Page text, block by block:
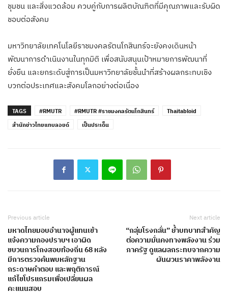
ชุมชน และสิ่งแวดล้อม ควบคู่กับการผลิตบัณฑิตที่มีคุณภาพและรับผิด
ชอบต่อสังคม
มหาวิทยาลัยเทคโนโลยีราชมงคลรัตนโกสินทร์จะยังคงเดินหน้า
พัฒนาการดำเนินงานในทุกมิติ เพื่อสนับสนุนเป้าหมายการพัฒนาที่
ยั่งยืน และยกระดับสู่การเป็นมหาวิทยาลัยชั้นนำที่สร้างผลกระทบเชิง
บวกต่อประเทศและสังคมโลกอย่างต่อเนื่อง
TAGS #RMUTR #RMUTR #ราชมงคลรัตนโกสินทร์
Thaitabloid
สำนักข่าวไทยแทบลอยด์
เป็นประเด็น
Previous article
มหาดไทยมอบอำนาจผู้แทนเข้า
แจ้งความกองปราบฯ เอาผิด
ขบวนการโกงสอบท้องถิ่น 68 หลัง
มีการตรวจค้นพบหลักฐาน
กระดาษคำตอบ และพฤติการณ์
แก้ไขโปรแกรมเพื่อเปลี่ยนผล
คะแนนสอบ
Next article
“กลุ่มโรงกลั่น” ย้ำบทบาทสำคัญ
ต่อความมั่นคงทางพลังงาน ร่วม
ภาครัฐ ดูแลผลกระทบจากความ
ผันผวนราคาพลังงาน